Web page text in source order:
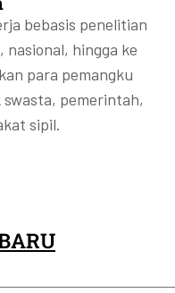
bebasis penelitian
hingga ke
para pemangku
pemerintah,
sipil.